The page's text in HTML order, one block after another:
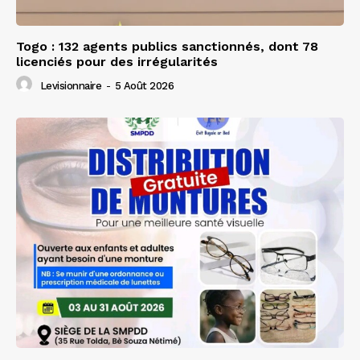
Togo : 132 agents publics sanctionnés, dont 78
licenciés pour des irrégularités
Levisionnaire - 5 Août 2026